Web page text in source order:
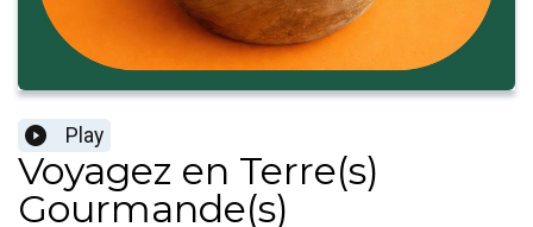
Play
Voyagez en Terre(s)
Gourmande(s)